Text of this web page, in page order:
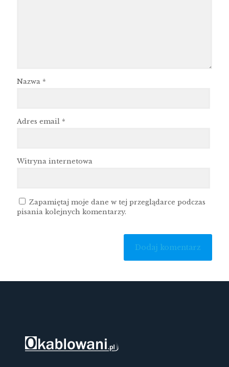
Nazwa *
Adres email *
Witryna internetowa
Zapamiętaj moje dane w tej przeglądarce podczas
pisania kolejnych komentarzy.